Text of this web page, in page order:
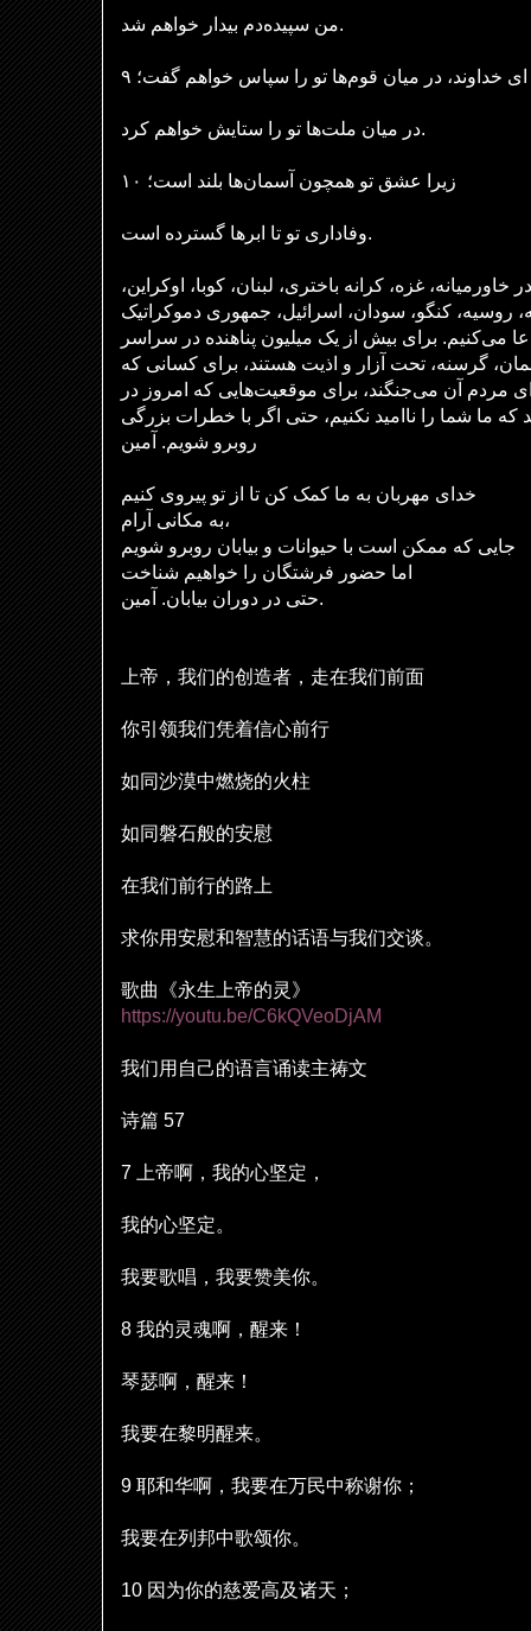
من سپیده‌دم بیدار خواهم شد.
۹ ای خداوند، در میان قوم‌ها تو را سپاس خواهم گفت؛
در میان ملت‌ها تو را ستایش خواهم کرد.
۱۰ زیرا عشق تو همچون آسمان‌ها بلند است؛
وفاداری تو تا ابرها گسترده است.
خاورمیانه، غزه، کرانه باختری، لبنان، کوبا، اوکراین،
روسیه، کنگو، سودان، اسرائیل، جمهوری دموکراتیک
می‌کنیم. برای بیش از یک میلیون پناهنده در سراسر
گرسنه، تحت آزار و اذیت هستند، برای کسانی که
مردم آن می‌جنگند، برای موقعیت‌هایی که امروز در
ما شما را ناامید نکنیم، حتی اگر با خطرات بزرگی
روبرو شویم. آمین
خدای مهربان به ما کمک کن تا از تو پیروی کنیم
به مکانی آرام،
جایی که ممکن است با حیوانات و بیابان روبرو شویم
اما حضور فرشتگان را خواهیم شناخت
حتی در دوران بیابان. آمین.
上帝，我们的创 造者，走在我们前面
你引 领我们凭着信心前行
如同沙漠中燃烧的火柱
如同磐石般的安慰
在我们前行的路上
求你用安慰和智慧的话语与我们交谈。
歌曲《永生上帝的灵》
https://youtu.be/C6kQVeoDjAM
我们用自己的语言诵读主祷文
诗篇 57
7 上帝啊，我的心坚定，
我的心坚定。
我要歌唱，我要赞美你。
8 我的灵魂啊，醒来！
琴瑟啊，醒来！
我要在黎明醒来。
9 耶和华啊，我要在万民中称谢你；
我要在列邦中歌颂你。
10 因 为你的慈爱高及诸天；